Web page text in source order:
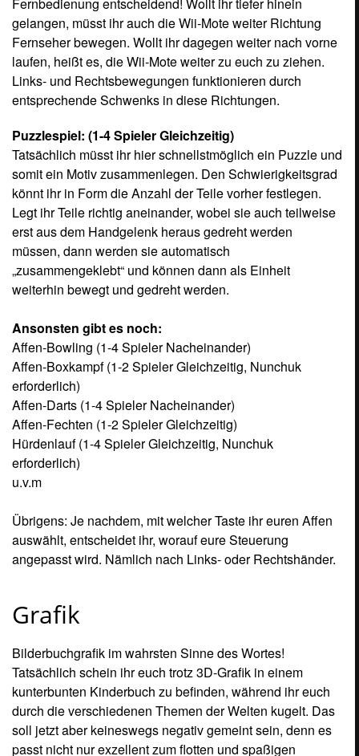
Ansonsten gibt es noch:
Affen-Bowling (1-4 Spieler Nacheinander)
Affen-Boxkampf (1-2 Spieler Gleichzeitig, Nunchuk
erforderlich)
Affen-Darts (1-4 Spieler Nacheinander)
Hürdenlauf (1-4 Spieler Gleichzeitig, Nunchuk
erforderlich)
u.v.m
Übrigens: Je nachdem, mit welcher Taste ihr euren Affen
auswählt, entscheidet ihr, worauf eure Steuerung
angepasst wird. Nämlich nach Links- oder Rechtshänder.
Grafik
Bilderbuchgrafik im wahrsten Sinne des Wortes!
Tatsächlich schein ihr euch trotz 3D-Grafik in einem
kunterbunten Kinderbuch zu befinden, während ihr euch
durch die verschiedenen Themen der Welten kugelt. Das
soll jetzt aber keineswegs negativ gemeint sein, denn es
passt nicht nur exzellent zum flotten und spaßigen
Spielprinzip. Sondern es weist zudem noch allerlei
liebevolle Details auf, die das Spiel insgesamt sehr
Fehlanzeige! Selbst wenn ihr die gesamte Landschaft
schlagartig zur Seite kippen lasst, ist dem Spiel keinerlei
Rechenpause anzumerken. Dabei sind die Inseln mit
levelspezifischen Elementen und Oberflächenstrukturen:
Holzplanken, Kakteen, Lianen, Tannenbäume, Sand,
Schiffsfracks… alles fügt sich in das Gesamtbild der Level
ein und verfolgt dabei ein bestimmtes Thema. Dabei
schweben die Inseln selbst in einem scheinbar
unendlichem Raum, deren Untergrund passend zum
Level aus Wasser, Schnee oder Sand besteht und an